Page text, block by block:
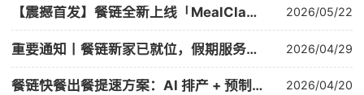
【震撼首发】餐链全新上线「MealClaw」：仅3秒，告诉你上个月为什么亏了 2026/05/22
重要通知丨餐链新家已就位，假期服务不断档（附地址变更及放假时间） 2026/04/29
餐链快餐出餐提速方案：AI 排产 + 预制菜，出餐从 15 分钟到 3 分钟 2026/04/20